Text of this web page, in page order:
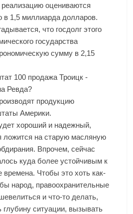
оцениваются
в 1,5 миллиарда долларов.
что госдолг этого
государства
сумму в 2,15
100 продажа Троицк -
Ревда?
продукцию
Америки.
хороший и надежный,
ложится на старую масляную
Впрочем, сейчас
куда более устойчивым к
времена. Чтобы это хоть как-
народ, правоохранительные
и что-то делать,
глубину ситуации, вызывать